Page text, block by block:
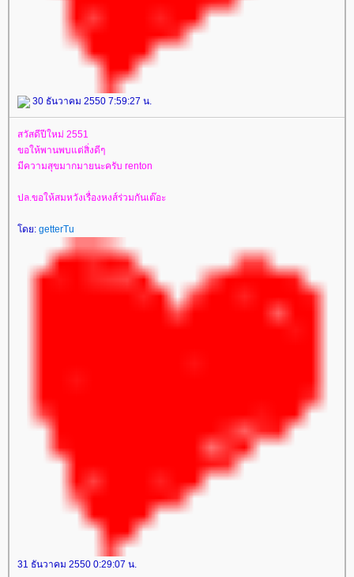
30 ธันวาคม 2550 7:59:27 น.
สวัสดีปีใหม่ 2551
ขอให้พานพบแต่สิ่งดีๆ
มีความสุขมากมายนะครับ renton
ปล.ขอให้สมหวังเรื่องหงส์ร่วมกันเต๊อะ
ดย: getterTu
31 ธันวาคม 2550 0:29:07 น.